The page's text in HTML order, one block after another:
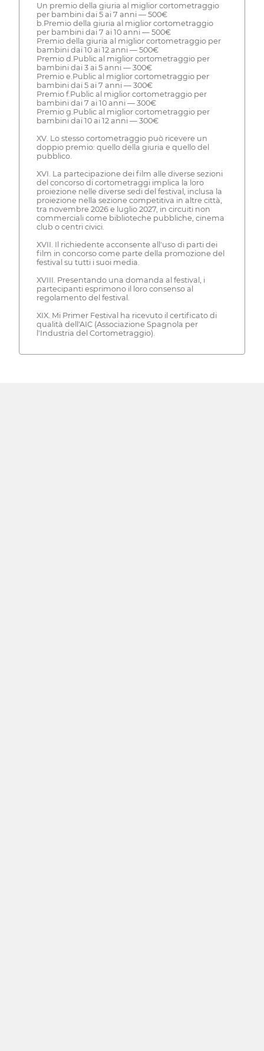
Un premio della giuria al miglior cortometraggio
per bambini dai 5 ai 7 anni — 500€
b.Premio della giuria al miglior cortometraggio
per bambini dai 7 ai 10 anni — 500€
Premio della giuria al miglior cortometraggio per
bambini dai 10 ai 12 anni — 500€
Premio d.Public al miglior cortometraggio per
bambini dai 3 ai 5 anni — 300€
Premio e.Public al miglior cortometraggio per
bambini dai 5 ai 7 anni — 300€
Premio f.Public al miglior cortometraggio per
bambini dai 7 ai 10 anni — 300€
Premio g.Public al miglior cortometraggio per
bambini dai 10 ai 12 anni — 300€
XV. Lo stesso cortometraggio può ricevere un
doppio premio: quello della giuria e quello del
pubblico.
XVI. La partecipazione dei film alle diverse sezioni
del concorso di cortometraggi implica la loro
proiezione nelle diverse sedi del festival, inclusa la
proiezione nella sezione competitiva in altre città,
tra novembre 2026 e luglio 2027, in circuiti non
commerciali come biblioteche pubbliche, cinema
club o centri civici.
XVII. Il richiedente acconsente all'uso di parti dei
film in concorso come parte della promozione del
festival su tutti i suoi media.
XVIII. Presentando una domanda al festival, i
partecipanti esprimono il loro consenso al
regolamento del festival.
XIX. Mi Primer Festival ha ricevuto il certificato di
qualità dell'AIC (Associazione Spagnola per
l'Industria del Cortometraggio).